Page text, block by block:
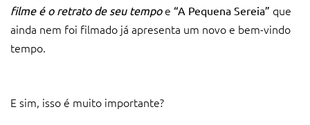
filme é o retrato de seu tempoe “A Pequena Sereia” que
ainda nem foi filmado já apresenta um novo e bem-vindo
tempo.
E sim, isso é muito importante?